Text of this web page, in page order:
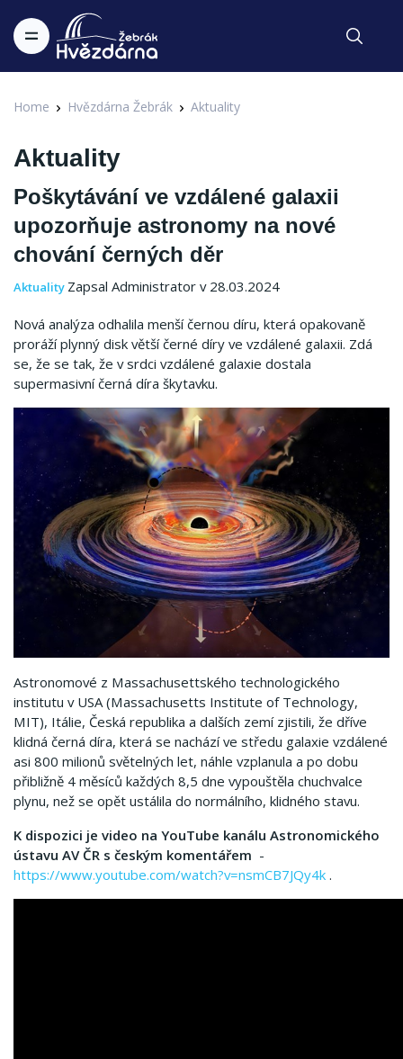
Home Hvězdárna Žebrák Aktuality
Aktuality
Poškytávání ve vzdálené galaxii
upozorňuje astronomy na nové
chování černých děr
Aktuality Zapsal Administrator v 28.03.2024
Nová analýza odhalila menší černou díru, která opakovaně
proráží plynný disk větší černé díry ve vzdálené galaxii. Zdá
se, že se tak, že v srdci vzdálené galaxie dostala
supermasivní černá díra škytavku.
Astronomové z Massachusettského technologického
institutu v USA (Massachusetts Institute of Technology,
MIT), Itálie, Česká republika a dalších zemí zjistili, že dříve
klidná černá díra, která se nachází ve středu galaxie vzdálené
asi 800 milionů světelných let, náhle vzplanula a po dobu
přibližně 4 měsíců každých 8,5 dne vypouštěla ​​chuchvalce
plynu, než se opět ustálila do normálního, klidného stavu.
K dispozici je video na YouTube kanálu Astronomického
ústavu AV ČR s českým komentářem -
https://www.youtube.com/watch?v=nsmCB7JQy4k .